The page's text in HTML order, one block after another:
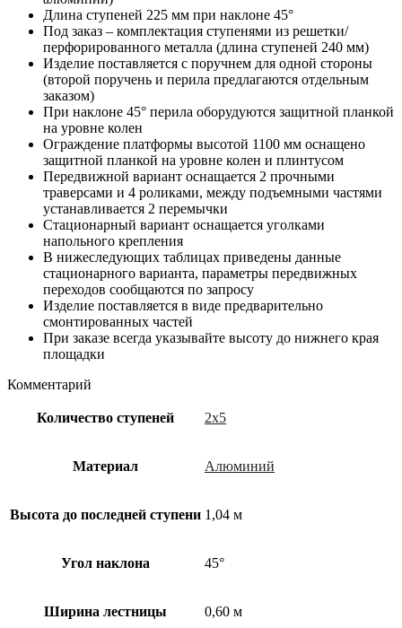
Длина ступеней 225 мм при наклоне 45°
Под заказ – комплектация ступенями из решетки/
перфорированного металла (длина ступеней 240 мм)
Изделие поставляется с поручнем для одной стороны
(второй поручень и перила предлагаются отдельным
заказом)
При наклоне 45° перила оборудуются защитной планкой
на уровне колен
Ограждение платформы высотой 1100 мм оснащено
защитной планкой на уровне колен и плинтусом
Передвижной вариант оснащается 2 прочными
траверсами и 4 роликами, между подъемными частями
устанавливается 2 перемычки
Стационарный вариант оснащается уголками
напольного крепления
В нижеследующих таблицах приведены данные
стационарного варианта, параметры передвижных
переходов сообщаются по запросу
Изделие поставляется в виде предварительно
смонтированных частей
При заказе всегда указывайте высоту до нижнего края
площадки
Комментарий
Количество ступеней 2х5
Материал Алюминий
Высота до последней ступени 1,04 м
Угол наклона 45°
Ширина лестницы 0,60 м